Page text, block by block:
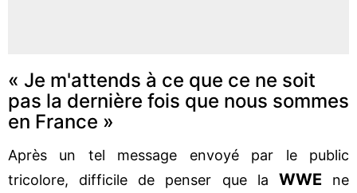
« Je m'attends à ce que ce ne soit
pas la dernière fois que nous sommes
en France »
Après un tel message envoyé par le public
tricolore, difficile de penser que la WWE ne